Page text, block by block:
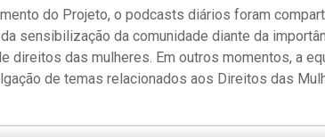
do Projeto, o podcasts diários foram
sensibilização da comunidade diante da
direitos das mulheres. Em outros momentos, a
de temas relacionados aos Direitos das